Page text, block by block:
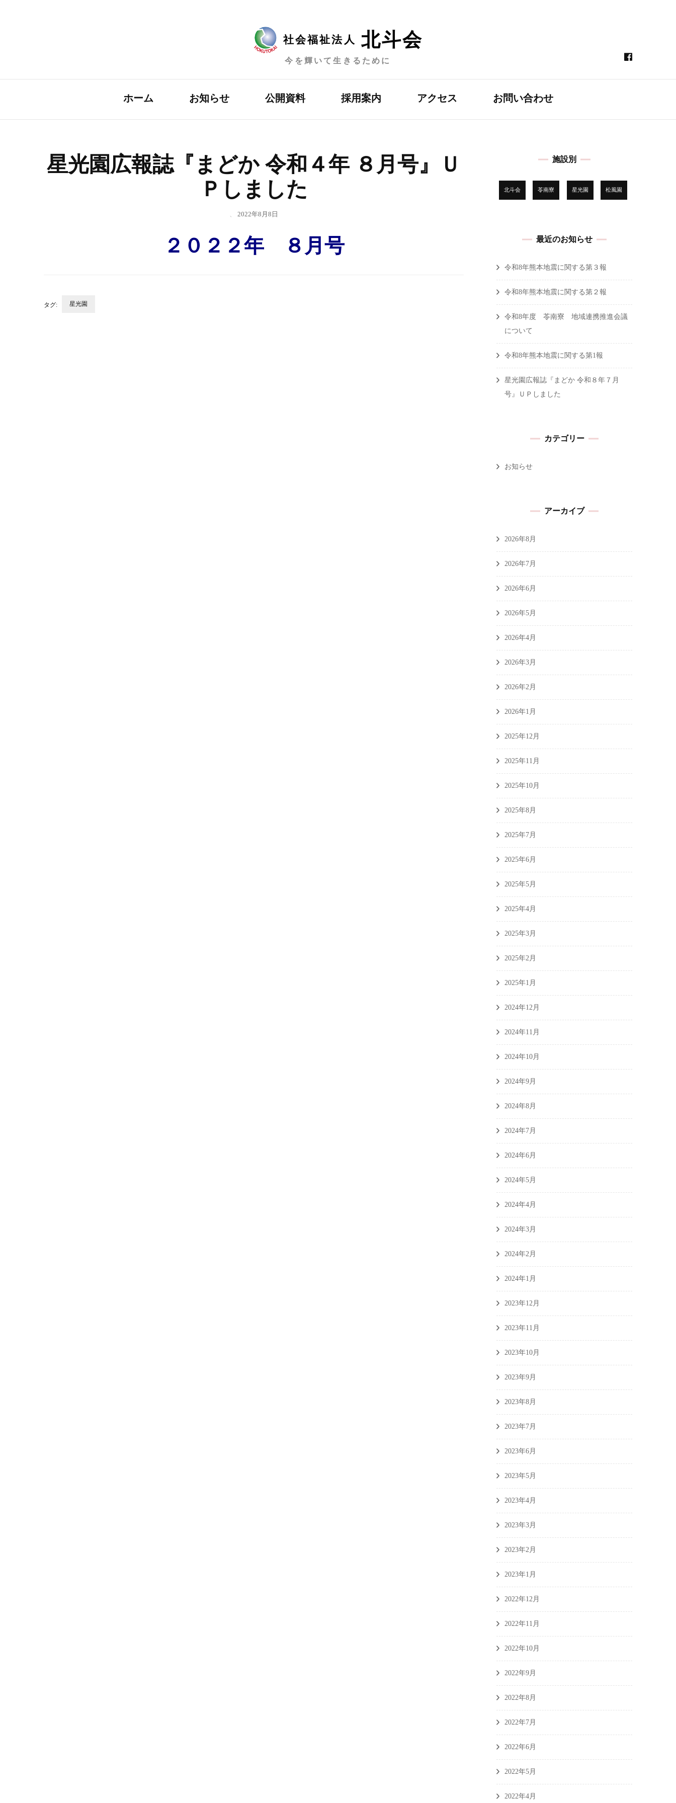
社会福祉法人 北斗会
今を輝いて生きるために
ホーム お知らせ 公開資料 採用案内 アクセス お問い合わせ
星光園広報誌『まどか 令和４年 ８月号』Ｕ
Ｐしました
2022年8月8日
２０２２年 ８月号
タグ: 星光園
施設別
北斗会 苓南寮 星光園 松風園
最近のお知らせ
令和8年熊本地震に関する第３報
令和8年熊本地震に関する第２報
令和8年度 苓南寮 地域連携推進会議
について
令和8年熊本地震に関する第1報
星光園広報誌『まどか 令和８年７月
号』ＵＰしました
カテゴリー
お知らせ
アーカイブ
2026年8月
2026年7月
2026年6月
2026年5月
2026年4月
2026年3月
2026年2月
2026年1月
2025年12月
2025年11月
2025年10月
2025年8月
2025年7月
2025年6月
2025年5月
2025年4月
2025年3月
2025年2月
2025年1月
2024年12月
2024年11月
2024年10月
2024年9月
2024年8月
2024年7月
2024年6月
2024年5月
2024年4月
2024年3月
2024年2月
2024年1月
2023年12月
2023年11月
2023年10月
2023年9月
2023年8月
2023年7月
2023年6月
2023年5月
2023年4月
2023年3月
2023年2月
2023年1月
2022年12月
2022年11月
2022年10月
2022年9月
2022年8月
2022年7月
2022年6月
2022年5月
2022年4月